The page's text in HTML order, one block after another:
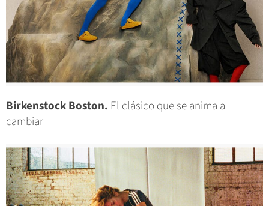
Birkenstock Boston. El clásico que se anima a
cambiar